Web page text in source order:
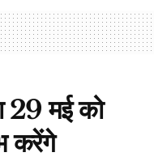
29 मई को
करेंगे